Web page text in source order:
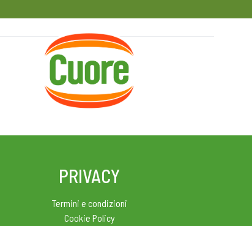
HOME
PRIVACY
Termini e condizioni
Cookie Policy